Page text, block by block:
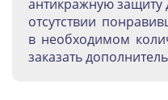
антикражную защиту
отсутствии
в необходимом
заказать